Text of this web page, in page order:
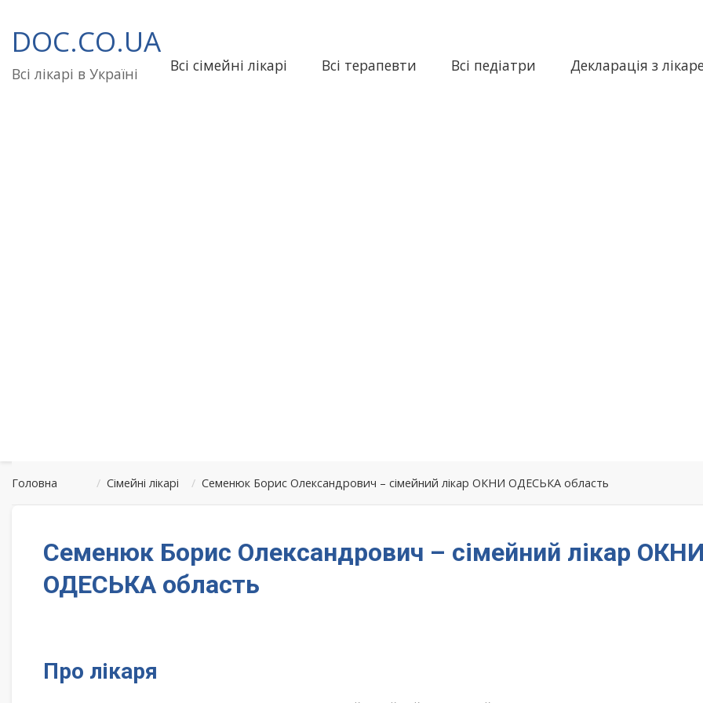
до
вмісту
DOC.CO.UA
Всі лікарі в Україні Всі сімейні лікарі Всі терапевти Всі педіатри Декларація з
Головна / Сімейні лікарі / Семенюк Борис Олександрович – сімейний лікар ОКНИ ОДЕСЬКА область
Семенюк Борис Олександрович – сімейний лікар
ОДЕСЬКА область
Про лікаря